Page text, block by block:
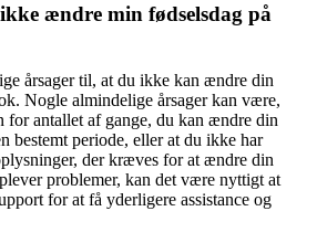
ændre min fødselsdag på
årsager til, at du ikke kan ændre din
Nogle almindelige årsager kan være,
for antallet af gange, du kan ændre din
bestemt periode, eller at du ikke har
der kræves for at ændre din
problemer, kan det være nyttigt at
for at få yderligere assistance og